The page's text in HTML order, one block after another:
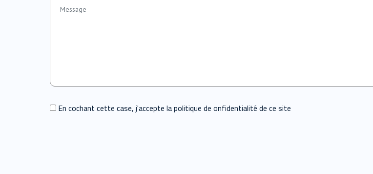
En cochant cette case, j'accepte la politique de onfidentialité de ce site